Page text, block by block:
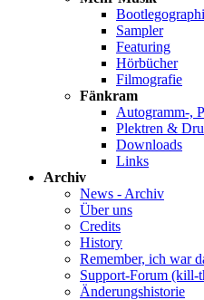
Sampler
Featuring
Hörbücher
Filmografie
Fänkram
Autogramm-,
Plektren &
Downloads
Links
Archiv
News - Archiv
Über uns
Credits
History
Remember, ich war
Support-Forum (kill-
Änderungshistorie